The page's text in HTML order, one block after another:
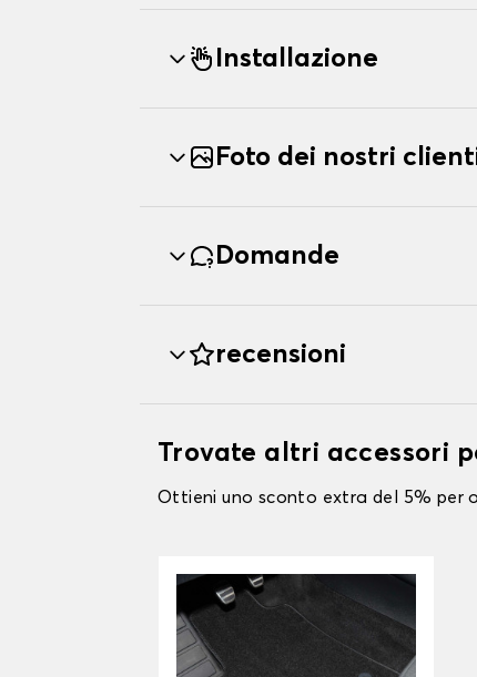
Installazione
Foto dei nostri
Domande
recensioni
Trovate altri accessori
Ottieni uno sconto extra del 5% per